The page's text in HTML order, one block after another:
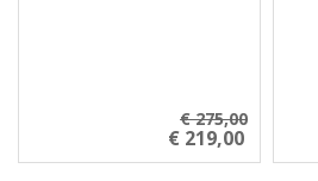
€ 275,00
€ 219,00